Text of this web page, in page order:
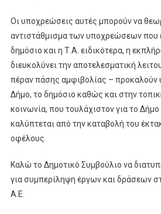
Οι υποχρεώσεις αυτές μπορούν να
αντιστάθμισμα των υποχρεώσεων που
δημόσιο και η Τ.Α. ειδικότερα, η
διευκολύνει την αποτελεσματική
πέραν πάσης αμφιβολίας – προκαλούν
Δήμο, το δημόσιο καθώς και στην
κοινωνία, που τουλάχιστον για το
καλύπτεται από την καταβολή του
οφέλους.
Καλώ το Δημοτικό Συμβούλιο να
για συμπερίληψη έργων και δράσεων
Α.Ε.